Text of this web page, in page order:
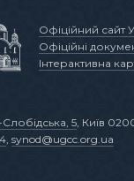
5 , Київ
synod@ugcc.org.ua
Офіційний сайт
Офіційні
Інтерактивна